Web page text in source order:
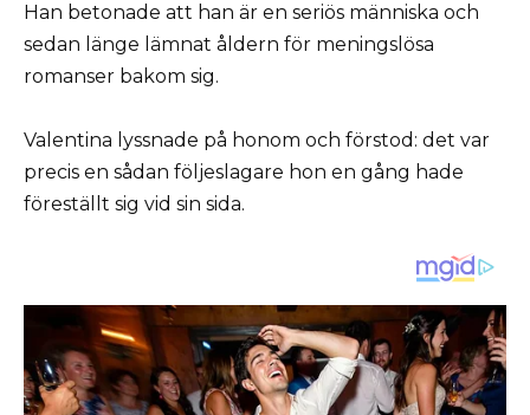
Han betonade att han är en seriös människa och
sedan länge lämnat åldern för meningslösa
romanser bakom sig.
Valentina lyssnade på honom och förstod: det var
precis en sådan följeslagare hon en gång hade
föreställt sig vid sin sida.